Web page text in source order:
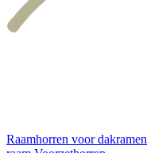
Raamhorren voor dakramen